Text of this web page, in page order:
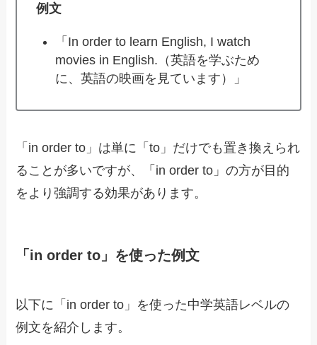
例文
「In order to learn English, I watch
movies in English.（英語を学ぶため
に、英語の映画を見ています）」
「in order to」は単に「to」だけでも置き換えられ
ることが多いですが、「in order to」の方が目的
をより強調する効果があります。
「in order to」を使った例文
以下に「in order to」を使った中学英語レベルの
例文を紹介します。